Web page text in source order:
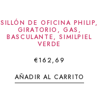
SILLÓN DE OFICINA PHILIP,
GIRATORIO, GAS,
BASCULANTE, SIMILPIEL
VERDE
€162,69
AÑADIR AL CARRITO